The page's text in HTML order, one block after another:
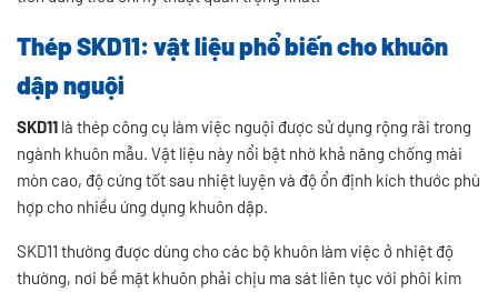
Thép SKD11: vật liệu phổ biến cho khuôn
dập nguội
SKD11 là thép công cụ làm việc nguội được sử dụng rộng rãi trong
ngành khuôn mẫu. Vật liệu này nổi bật nhờ khả năng chống mài
mòn cao, độ cứng tốt sau nhiệt luyện và độ ổn định kích thước phù
hợp cho nhiều ứng dụng khuôn dập.
SKD11 thường được dùng cho các bộ khuôn làm việc ở nhiệt độ
thường, nơi bề mặt khuôn phải chịu ma sát liên tục với phôi kim